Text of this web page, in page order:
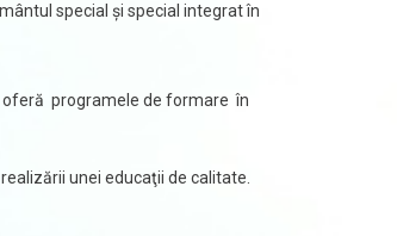
special și special integrat în
oferă programele de formare în
unei educaţii de calitate.